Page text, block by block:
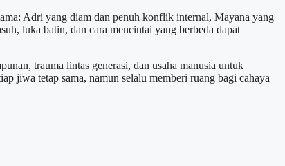
Adri yang diam dan penuh konflik internal, Mayana yang
luka batin, dan cara mencintai yang berbeda dapat
trauma lintas generasi, dan usaha manusia untuk
jiwa tetap sama, namun selalu memberi ruang bagi cahaya